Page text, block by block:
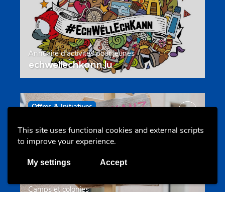
This site uses functional cookies and external scripts
to improve your experience.
My settings Accept
Annuaire d’activités pour jeunes
echwellechkann.lu
Offres & Initiatives
Camps et colonies